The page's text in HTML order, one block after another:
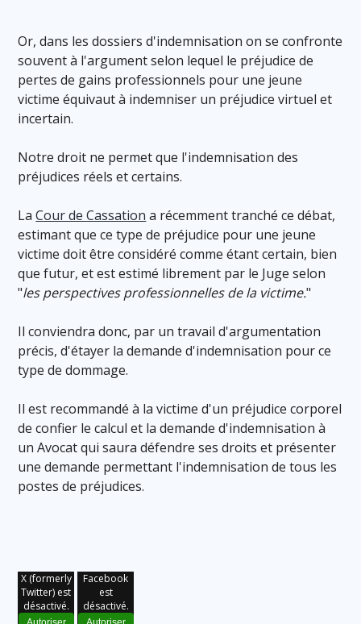
Or, dans les dossiers d'indemnisation on se confronte
souvent à l'argument selon lequel le préjudice de
pertes de gains professionnels pour une jeune
victime équivaut à indemniser un préjudice virtuel et
incertain.
Notre droit ne permet que l'indemnisation des
préjudices réels et certains.
LaCour de Cassation a récemment tranché ce débat,
estimant que ce type de préjudice pour une jeune
victime doit être considéré comme étant certain, bien
que futur, et est estimé librement par le Juge selon
"les perspectives professionnelles de la victime."
Il conviendra donc, par un travail d'argumentation
précis, d'étayer la demande d'indemnisation pour ce
type de dommage.
Il est recommandé à la victime d'un préjudice corporel
de confier le calcul et la demande d'indemnisation à
un Avocat qui saura défendre ses droits et présenter
une demande permettant l'indemnisation de tous les
postes de préjudices.
X (formerly
Twitter) est
désactivé.
Facebook
est
désactivé.